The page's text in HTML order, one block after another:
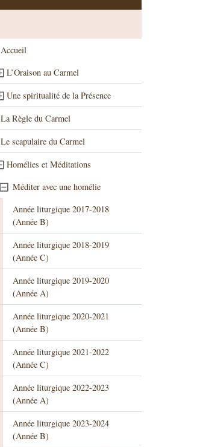
Accueil
L’Oraison au Carmel
Une spiritualité de la Présence
La Règle du Carmel
Le scapulaire du Carmel
Homélies et Méditations
Méditer avec une homélie
Année liturgique 2017-2018
(Année B)
Année liturgique 2018-2019
(Année C)
Année liturgique 2019-2020
(Année A)
Année liturgique 2020-2021
(Année B)
Année liturgique 2021-2022
(Année C)
Année liturgique 2022-2023
(Année A)
Année liturgique 2023-2024
(Année B)